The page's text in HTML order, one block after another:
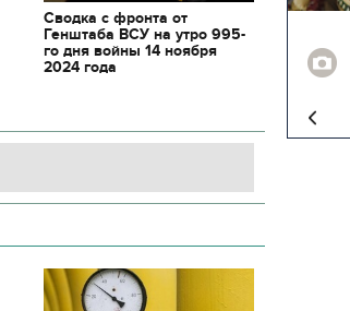
Сводка с фронта от
Генштаба ВСУ на утро 995-
го дня войны 14 ноября
2024 года
11.10.2017 | 16:22
Времена Руси: как выглядят
декорации к фильму
"Сторожевая застава"